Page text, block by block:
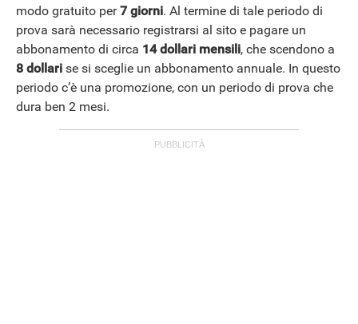
modo gratuito per7 giorni. Al termine di tale periodo di
prova sarà necessario registrarsi al sito e pagare un
abbonamento di circa 14 dollari mensili, che scendono a
8 dollari se si sceglie un abbonamento annuale. In questo
periodo c’è una promozione, con un periodo di prova che
dura ben 2 mesi.